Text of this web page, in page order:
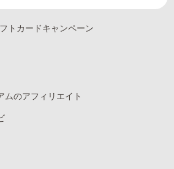
トカードキャンペーン
ムのアフィリエイト